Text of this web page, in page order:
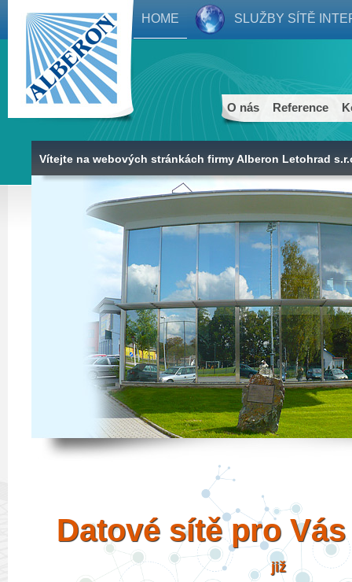
HOME SLUŽBY SÍTĚ
O nás Reference
Vítejte na webových stránkách firmy Alberon Letohrad
Datové sítě pro
již